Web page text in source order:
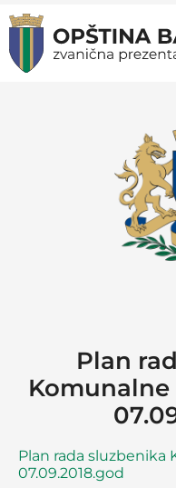
Plan
Komunalne
Plan rada sluzbenika
07.09.2018.god